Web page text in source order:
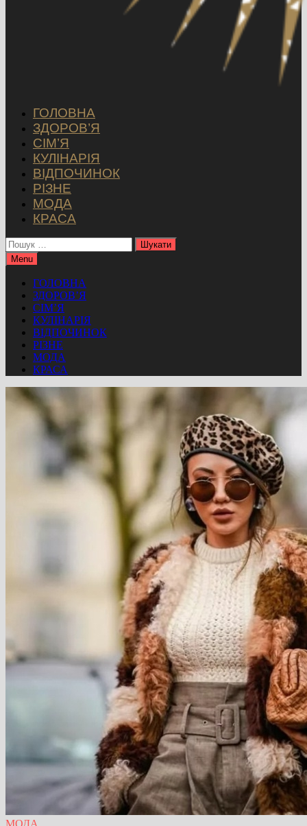
ГОЛОВНА
ЗДОРОВ’Я
СІМ’Я
КУЛІНАРІЯ
ВІДПОЧИНОК
РІЗНЕ
МОДА
КРАСА
Пошук:
Menu
ГОЛОВНА
ЗДОРОВ’Я
СІМ’Я
КУЛІНАРІЯ
ВІДПОЧИНОК
РІЗНЕ
МОДА
КРАСА
МОДА